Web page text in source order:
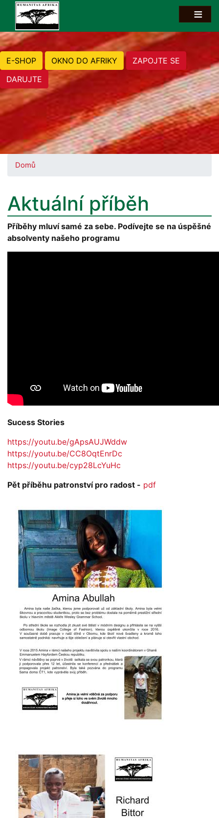
E-SHOP OKNO DO AFRIKY
ZAPOJTE SE
DARUJTE
Domů
Aktuální příběh
Příběhy mluví samé za sebe. Podívejte se na úspěšné
absolventy našeho programu
Sucess Stories
https://youtu.be/gApsAUJWddw
https://youtu.be/CC8OqtEnrDc
https://youtu.be/cyp28LcYuHc
Pět příběhu patronství pro radost - pdf